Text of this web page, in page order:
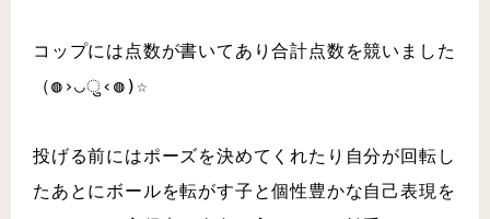
コップには点数が書いてあり合計点数を競いました
（◍›◡ु‹◍)☆
投げる前にはポーズを決めてくれたり自分が回転し
たあとにボールを転がす子と個性豊かな自己表現を